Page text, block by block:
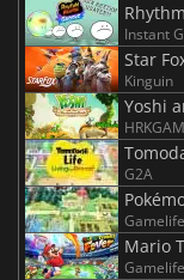
Instant
Star
Kinguin
Yoshi
G2A
Gamelife
Mario
Gamelife